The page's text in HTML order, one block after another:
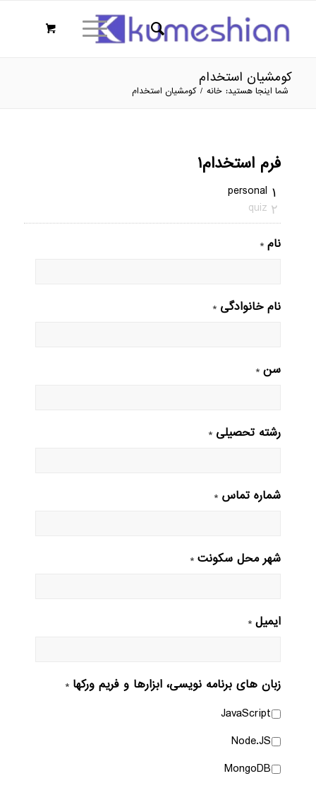
کومشیان استخدام
شما اینجا هستید: خانه / کومشیان استخدام
فرم استخدام۱
۱ personal
۲ quiz
نام *
نام خانوادگی *
سن *
رشته تحصیلی *
شماره تماس *
شهر محل سکونت *
ایمیل *
زبان های برنامه نویسی، ابزارها و فریم ورکها *
JavaScript
Node.JS
MongoDB